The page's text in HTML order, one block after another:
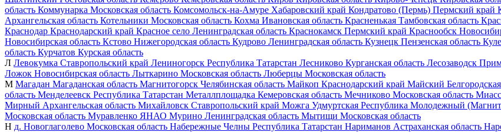
область Коммунарка Московская область Комсомольск-на-Амуре Хабаровский край Кондратово (Пермь) Пермский край
Архангельская область Котельники Московская область Кохма Ивановская область Красненькая Тамбовская область
Краснодар Краснодарский край Красное село Ленинградская область Краснокамск Пермский край Краснообск
Новосибирская область Кстово Нижегородская область Кудрово Ленинградская область Кузнецк Пензенская область
область Курчатов Курская область
Л Левокумка Ставропольский край Лениногорск Республика Татарстан Лесниково Курганская область Лесозаводск
Ложок Новосибирская область Лыткарино Московская область Люберцы Московская область
М Магадан Магаданская область Магнитогорск Челябинская область Майкоп Краснодарский край Майский
область Менделеевск Республика Татарстан Металлплощадка Кемеровская область Мечниково Московская область Миасс
Мирный Архангельская область Михайловск Ставропольский край Можга Удмуртская Республика Молодежный
Московская область Муравленко ЯНАО Мурино Ленинградская область Мытищи Московская область
Н д. Новоглаголево Московская область Набережные Челны Республика Татарстан Нариманов Астраханская область